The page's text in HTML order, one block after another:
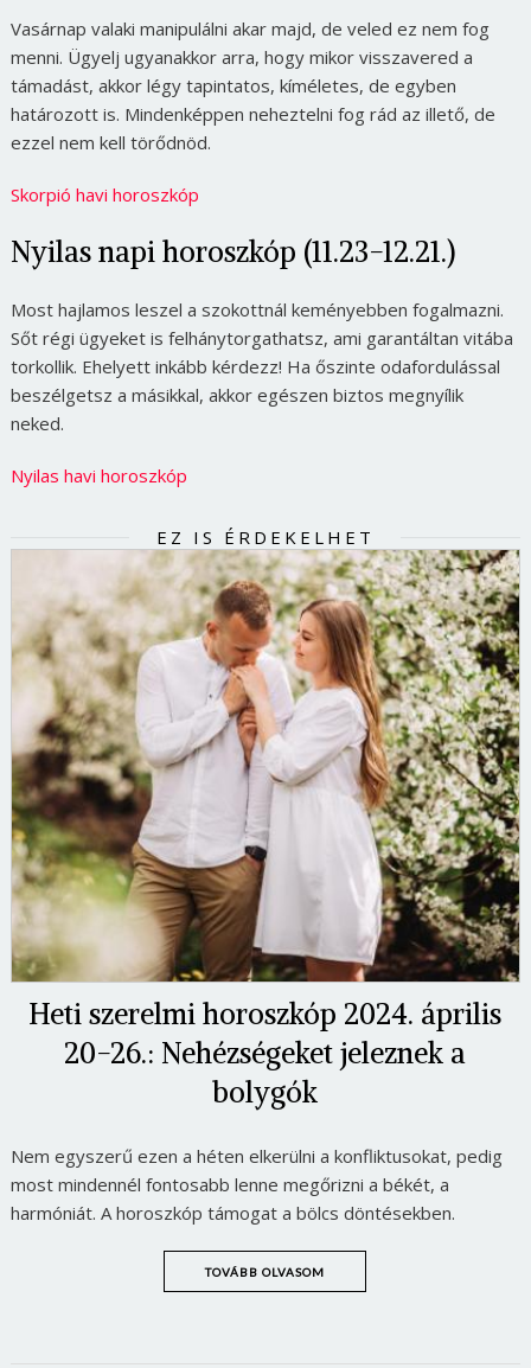
Vasárnap valaki manipulálni akar majd, de veled ez nem fog
menni. Ügyelj ugyanakkor arra, hogy mikor visszavered a
támadást, akkor légy tapintatos, kíméletes, de egyben
határozott is. Mindenképpen neheztelni fog rád az illető, de
ezzel nem kell törődnöd.
Skorpió havi horoszkóp
Nyilas napi horoszkóp (11.23-12.21.)
Most hajlamos leszel a szokottnál keményebben fogalmazni.
Sőt régi ügyeket is felhánytorgathatsz, ami garantáltan vitába
torkollik. Ehelyett inkább kérdezz! Ha őszinte odafordulással
beszélgetsz a másikkal, akkor egészen biztos megnyílik
neked.
Nyilas havi horoszkóp
EZ IS ÉRDEKELHET
Heti szerelmi horoszkóp 2024. április
20-26.: Nehézségeket jeleznek a
bolygók
Nem egyszerű ezen a héten elkerülni a konfliktusokat, pedig
most mindennél fontosabb lenne megőrizni a békét, a
harmóniát. A horoszkóp támogat a bölcs döntésekben.
TOVÁBB OLVASOM